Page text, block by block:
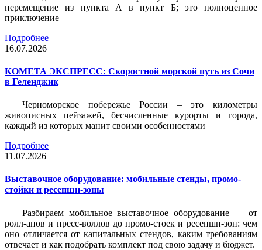
перемещение из пункта А в пункт Б; это полноценное
приключение
Подробнее
16.07.2026
КОМЕТА ЭКСПРЕСС: Скоростной морской путь из Сочи
в Геленджик
Черноморское побережье России – это километры
живописных пейзажей, бесчисленные курорты и города,
каждый из которых манит своими особенностями
Подробнее
11.07.2026
Выставочное оборудование: мобильные стенды, промо-
стойки и ресепшн-зоны
Разбираем мобильное выставочное оборудование — от
ролл-апов и пресс-воллов до промо-стоек и ресепшн-зон: чем
оно отличается от капитальных стендов, каким требованиям
отвечает и как подобрать комплект под свою задачу и бюджет.